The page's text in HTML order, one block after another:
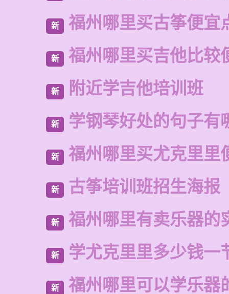
新 福州哪里买古筝便宜
新 福州哪里买吉他比较
新 附近学吉他培训班
新 学钢琴好处的句子有
新 福州哪里买尤克里里
新 古筝培训班招生海报
新 福州哪里有卖乐器的
新 学尤克里里多少钱一
新 福州哪里可以学乐器